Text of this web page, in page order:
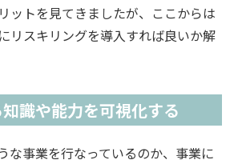
ットを見てきましたが、ここからは
リスキリングを導入すれば良いか解
識や能力を可視化する
な事業を行なっているのか、事業に